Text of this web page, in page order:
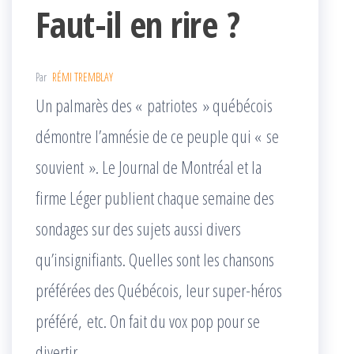
Faut-il en rire ?
Par RÉMI TREMBLAY
Un palmarès des « patriotes » québécois
démontre l’amnésie de ce peuple qui « se
souvient ». Le Journal de Montréal et la
firme Léger publient chaque semaine des
sondages sur des sujets aussi divers
qu’insignifiants. Quelles sont les chansons
préférées des Québécois, leur super-héros
préféré, etc. On fait du vox pop pour se